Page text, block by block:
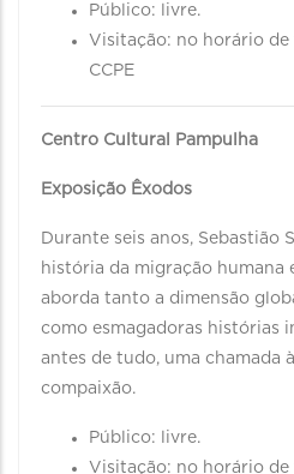
Público: livre.
Visitação: no horário
CCPE
Centro Cultural Pampulha
Exposição Êxodos
Durante seis anos, Sebastião
história da migração humana
aborda tanto a dimensão
como esmagadoras histórias
antes de tudo, uma chamada
compaixão.
Público: livre.
Visitação: no horário